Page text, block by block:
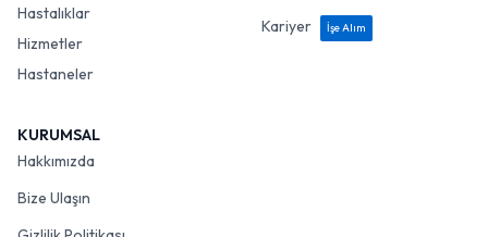
Hastalıklar
Hizmetler
Hastaneler
Kariyer
İşe Alım
KURUMSAL
Hakkımızda
Bize Ulaşın